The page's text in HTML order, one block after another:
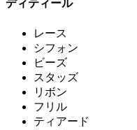
ディティール
レース
シフォン
ビーズ
スタッズ
リボン
フリル
ティアード